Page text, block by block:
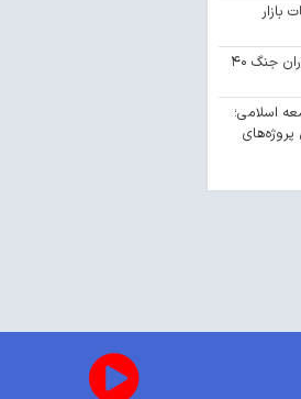
بازار
افزایش ۳۰ درصدی ترخیص کالا در دوران جنگ ۴۰
اسلامی؛